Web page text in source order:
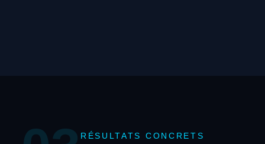
RÉSULTATS CONCRETS